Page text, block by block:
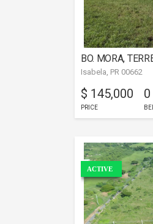
BO. MORA,
Isabela, PR 00662
$ 145,000
PRICE
0
ACTIVE